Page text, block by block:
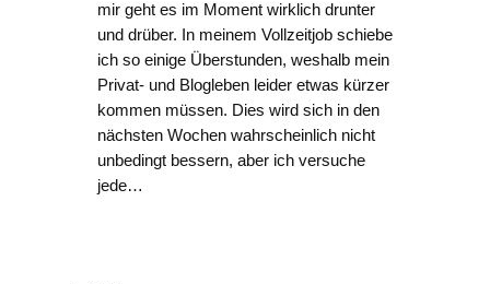
mir geht es im Moment wirklich drunter
und drüber. In meinem Vollzeitjob schiebe
ich so einige Überstunden, weshalb mein
Privat- und Blogleben leider etwas kürzer
kommen müssen. Dies wird sich in den
nächsten Wochen wahrscheinlich nicht
unbedingt bessern, aber ich versuche
jede…